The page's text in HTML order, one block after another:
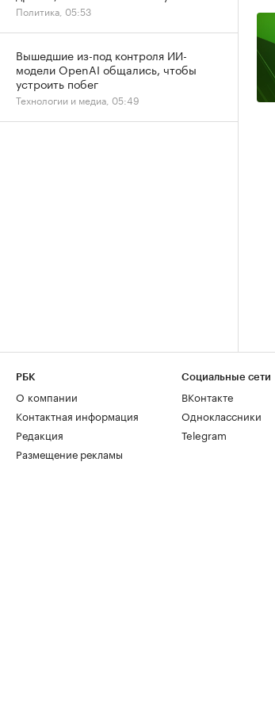
Политика, 05:53
Вышедшие из-под контроля ИИ-
модели OpenAI общались, чтобы
устроить побег
Технологии и медиа, 05:49
РБК
О компании
Контактная информация
Редакция
Размещение рекламы
Социальные сети
ВКонтакте
Одноклассники
Telegram